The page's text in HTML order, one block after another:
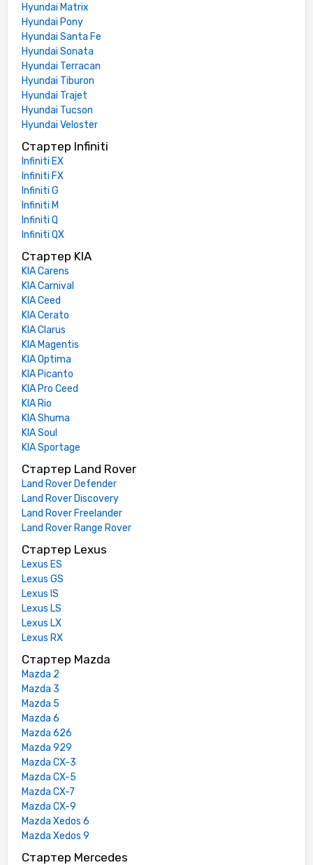
Hyundai Matrix
Hyundai Pony
Hyundai Santa Fe
Hyundai Sonata
Hyundai Terracan
Hyundai Tiburon
Hyundai Trajet
Hyundai Tucson
Hyundai Veloster
Стартер Infiniti
Infiniti EX
Infiniti FX
Infiniti G
Infiniti M
Infiniti Q
Infiniti QX
Стартер KIA
KIA Carens
KIA Carnival
KIA Ceed
KIA Cerato
KIA Clarus
KIA Magentis
KIA Optima
KIA Picanto
KIA Pro Ceed
KIA Rio
KIA Shuma
KIA Soul
KIA Sportage
Стартер Land Rover
Land Rover Defender
Land Rover Discovery
Land Rover Freelander
Land Rover Range Rover
Стартер Lexus
Lexus ES
Lexus GS
Lexus IS
Lexus LS
Lexus LX
Lexus RX
Стартер Mazda
Mazda 2
Mazda 3
Mazda 5
Mazda 6
Mazda 626
Mazda 929
Mazda CX-3
Mazda CX-5
Mazda CX-7
Mazda CX-9
Mazda Xedos 6
Mazda Xedos 9
Стартер Mercedes